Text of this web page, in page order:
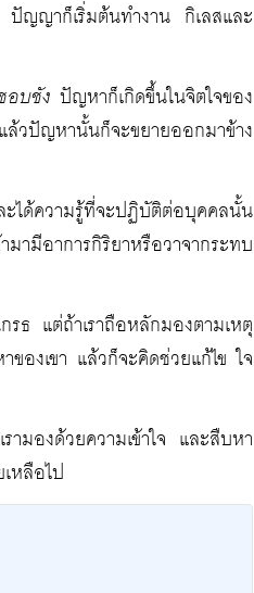
ญญาก็เริ่มต้นทำงาน กิเลสและ
อบชัง ปัญหาก็เกิดขึ้นในจิตใจของ
วปัญหานั้นก็จะขยายออกมาข้าง
ะได้ความรู้ที่จะปฏิบัติต่อบุคคลนั้น
ามีอาการกิริยาหรือวาจากระทบ
ธ แต่ถ้าเราถือหลักมองตามเหตุ
องเขา แล้วก็จะคิดช่วยแก้ไข ใจ
ามองด้วยความเข้าใจ และสืบหา
หลือไป